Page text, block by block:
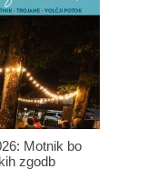
Motnik bo
zgodb